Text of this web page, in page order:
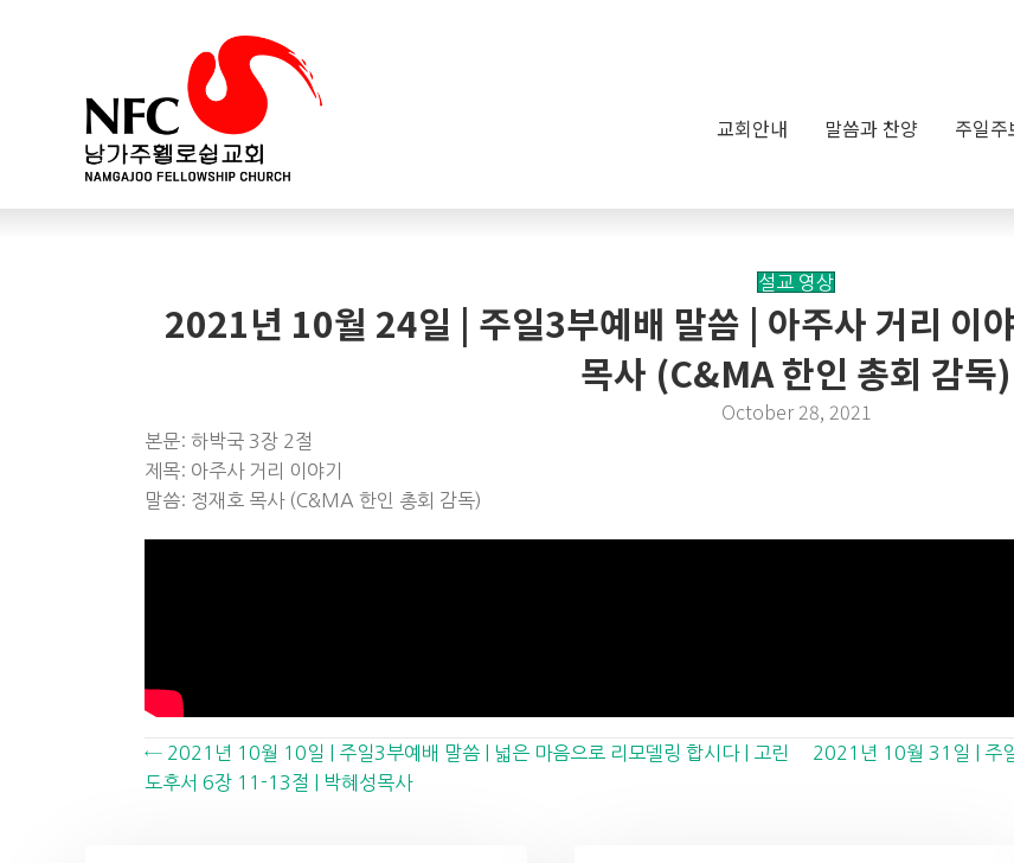
교회안내 말씀과 찬양 주일주
설교 영상
2021년 10월 24일 | 주일3부예배 말씀 | 아주사 거리 이
목사 (C&MA 한인 총회 감독)
October 28, 2021
본문: 하박국 3장 2절
제목: 아주사 거리 이야기
말씀: 정재호 목사 (C&MA 한인 총회 감독)
Posts
← 2021년 10월 10일 | 주일3부예배 말씀 | 넓은 마음으로 리모델링 합시다 | 고린
도후서 6장 11-13절 | 박혜성목사
2021년 10월 31일 | 주